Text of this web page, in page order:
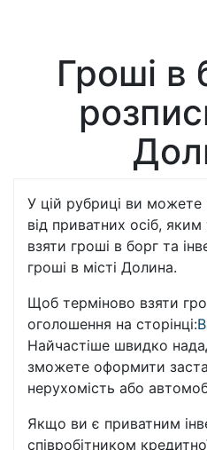
Гроші в
У цій рубриці ви
від приватних осіб,
взяти гроші в борг та
гроші в місті Долина.
Щоб терміново взяти
оголошення на сторінці:
Найчастіше швидко
зможете оформити
нерухомість або
Якщо ви є приватним
співробітником